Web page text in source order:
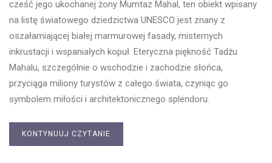
cześć jego ukochanej żony Mumtaz Mahal, ten obiekt wpisany
na listę światowego dziedzictwa UNESCO jest znany z
oszałamiającej białej marmurowej fasady, misternych
inkrustacji i wspaniałych kopuł. Eteryczna piękność Tadżu
Mahalu, szczególnie o wschodzie i zachodzie słońca,
przyciąga miliony turystów z całego świata, czyniąc go
symbolem miłości i architektonicznego splendoru.
KONTYNUUJ CZYTANIE